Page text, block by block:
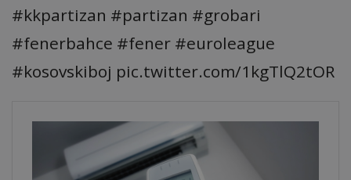
#kkpartizan #partizan #grobari
#fenerbahce #fener #euroleague
#kosovskiboj pic.twitter.com/1kgTlQ2tOR